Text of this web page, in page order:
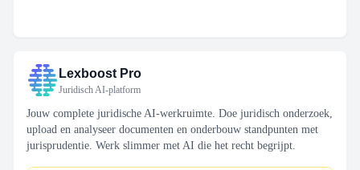
Lexboost Pro
Juridisch AI-platform
Jouw complete juridische AI-werkruimte. Doe juridisch onderzoek,
upload en analyseer documenten en onderbouw standpunten met
jurisprudentie. Werk slimmer met AI die het recht begrijpt.